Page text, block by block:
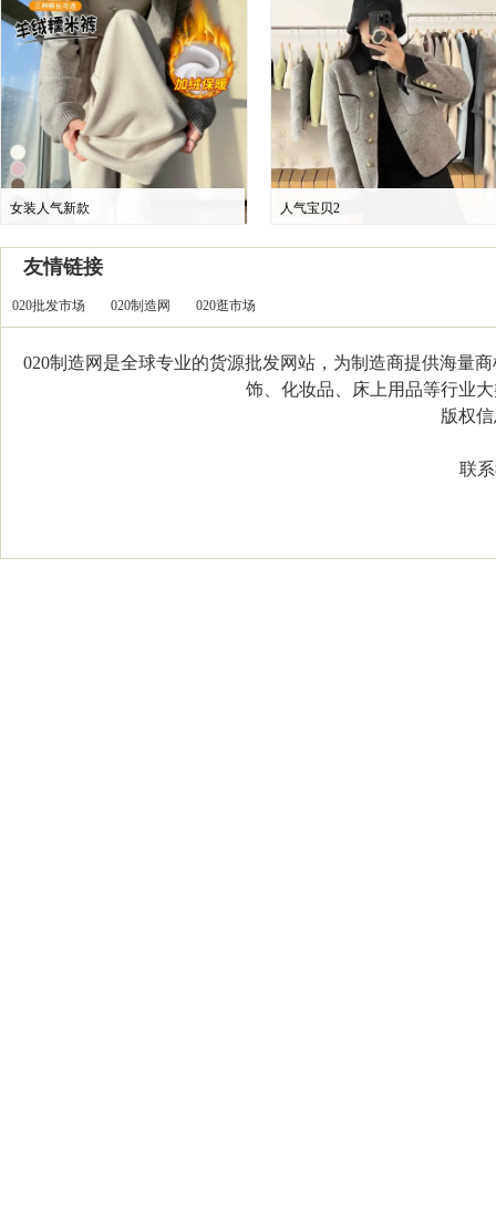
女装人气新款 人气宝贝2
友情链接
020批发市场 020制造网 020逛市场
020制造网是全球专业的货源批发网站，为制造商提供海量
饰、化妆品、床上用品等行业
版权信
联